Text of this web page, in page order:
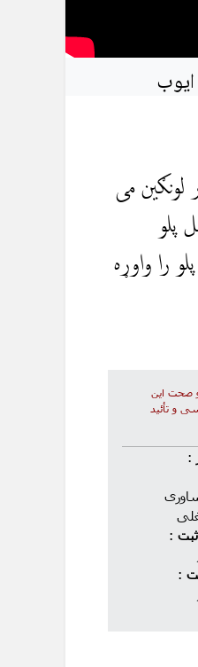
لونګين می
پلو
را واوړه
و صحت این
و تأئید
:
:
: